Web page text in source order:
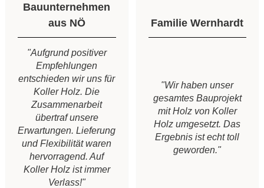
Bauunternehmen
aus NÖ
"Aufgrund positiver
Empfehlungen
entschieden wir uns für
Koller Holz. Die
Zusammenarbeit
übertraf unsere
Erwartungen. Lieferung
und Flexibilität waren
hervorragend. Auf
Koller Holz ist immer
Verlass!"
Familie Wernhardt
"Wir haben unser
gesamtes Bauprojekt
mit Holz von Koller
Holz umgesetzt. Das
Ergebnis ist echt toll
geworden."